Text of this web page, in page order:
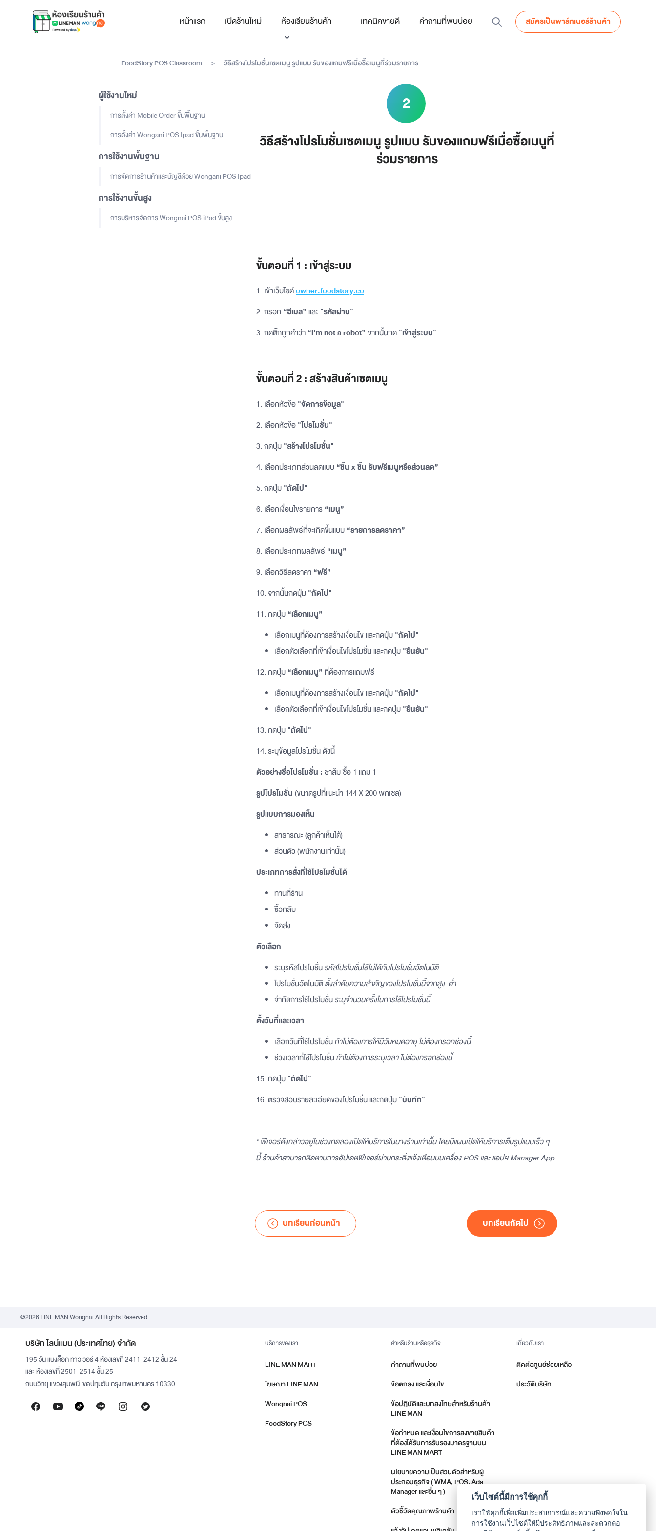
หน้าแรก เปิดร้านใหม่ ห้องเรียนร้านค้า เทคนิคขายดี คำถามที่พบบ่อย สมัครเป็นพาร์ทเนอร์ร้านค้า
FoodStory POS Classroom > วิธีสร้างโปรโมชั่นเซตเมนู รูปแบบ รับของแถมฟรีเมื่อซื้อเมนูที่ร่วมรายการ
ผู้ใช้งานใหม่
การตั้งค่า Mobile Order ขั้นพื้นฐาน
การตั้งค่า Wongani POS Ipad ขั้นพื้นฐาน
การใช้งานพื้นฐาน
การจัดการร้านค้าและบัญชีด้วย Wongani POS Ipad
การใช้งานขั้นสูง
การบริหารจัดการ Wongnai POS iPad ขั้นสูง
2
วิธีสร้างโปรโมชั่นเซตเมนู รูปแบบ รับของแถมฟรีเมื่อซื้อเมนูที่
ร่วมรายการ
ขั้นตอนที่ 1 : เข้าสู่ระบบ
1. เข้าเว็บไซต์owner.foodstory.co
2. กรอก“อีเมล” และ"รหัสผ่าน"
3. กดติ๊กถูกคำว่า“l’m not a robot”จากนั้นกด"เข้าสู่ระบบ"
ขั้นตอนที่ 2 : สร้างสินค้าเซตเมนู
1. เลือกหัวข้อ"จัดการข้อมูล"
2. เลือกหัวข้อ"โปรโมชั่น"
3. กดปุ่ม"สร้างโปรโมชั่น"
4. เลือกประเภทส่วนลดแบบ“ชิ้น x ชิ้น รับฟรีเมนูหรือส่วนลด”
5. กดปุ่ม"ถัดไป"
6. เลือกเงื่อนไขรายการ“เมนู”
7. เลือกผลลัพธ์ที่จะเกิดขึ้นแบบ“รายการลดราคา”
8. เลือกประเภทผลลัพธ์“เมนู”
9. เลือกวิธีลดราคา“ฟรี”
10. จากนั้นกดปุ่ม"ถัดไป"
11. กดปุ่ม“เลือกเมนู”
เลือกเมนูที่ต้องการสร้างเงื่อนไข และกดปุ่ม"ถัดไป"
เลือกตัวเลือกที่เข้าเงื่อนไขโปรโมชั่น และกดปุ่ม"ยืนยัน"
12. กดปุ่ม“เลือกเมนู” ที่ต้องการแถมฟรี
เลือกเมนูที่ต้องการสร้างเงื่อนไข และกดปุ่ม"ถัดไป"
เลือกตัวเลือกที่เข้าเงื่อนไขโปรโมชั่น และกดปุ่ม"ยืนยัน"
13. กดปุ่ม"ถัดไป"
14. ระบุข้อมูลโปรโมชั่น ดังนี้
ตัวอย่างชื่อโปรโมชั่น :ชาส้ม ซื้อ 1 แถม 1
รูปโปรโมชั่น(ขนาดรูปที่แนะนำ 144 X 200 พิกเซล)
รูปแบบการมองเห็น
สาธารณะ (ลูกค้าเห็นได้)
ส่วนตัว (พนักงานเท่านั้น)
ประเภทการสั่งที่ใช้โปรโมชั่นได้
ทานที่ร้าน
ซื้อกลับ
จัดส่ง
ตัวเลือก
ระบุรหัสโปรโมชั่นรหัสโปรโมชั่นใช้ไม่ได้กับโปรโมชั่นอัตโนมัติ
โปรโมชั่นอัตโนมัติตั้งลำดับความสำคัญของโปรโมชั่นนี้จากสูง-ต่ำ
จำกัดการใช้โปรโมชั่นระบุจำนวนครั้งในการใช้โปรโมชั่นนี้
ตั้งวันที่และเวลา
เลือกวันที่ใช้โปรโมชั่นถ้าไม่ต้องการให้มีวันหมดอายุ ไม่ต้องกรอกช่องนี้
ช่วงเวลาที่ใช้โปรโมชั่นถ้าไม่ต้องการระบุเวลา ไม่ต้องกรอกช่องนี้
15. กดปุ่ม"ถัดไป"
16. ตรวจสอบรายละเอียดของโปรโมชั่น และกดปุ่ม"บันทึก"
* ฟีเจอร์ดังกล่าวอยู่ในช่วงทดลองเปิดให้บริการในบางร้านเท่านั้น โดยมีแผนเปิดให้บริการเต็มรูปแบบเร็ว ๆ
นี้ ร้านค้าสามารถติดตามการอัปเดตฟีเจอร์ผ่านกระดิ่งแจ้งเตือนบนเครื่อง POS และ แอปฯ Manager App
บทเรียนก่อนหน้า บทเรียนถัดไป
©2026 LINE MAN Wongnai All Rights Reserved
บริษัท ไลน์แมน (ประเทศไทย) จำกัด
195 วัน แบงค็อก ทาวเวอร์ 4 ห้องเลขที่ 2411-2412 ชั้น 24
และ ห้องเลขที่ 2501-2514 ชั้น 25
ถนนวิทยุ แขวงลุมพินี เขตปทุมวัน กรุงเทพมหานคร 10330
บริการของเรา
LINE MAN MART
โฆษณา LINE MAN
Wongnai POS
FoodStory POS
สำหรับร้านหรือธุรกิจ
คำถามที่พบบ่อย
ข้อตกลง และเงื่อนไข
ข้อปฏิบัติและบทลงโทษสำหรับร้านค้า
LINE MAN
ข้อกำหนด และเงื่อนไขการลงขายสินค้า
ที่ต้องได้รับการรับรองมาตรฐานบน
LINE MAN MART
นโยบายความเป็นส่วนตัวสำหรับผู้
ประกอบธุรกิจ ( WMA, POS, Ads
Manager และอื่น ๆ )
ตัวชี้วัดคุณภาพร้านค้า
เกี่ยวกับเรา
ติดต่อศูนย์ช่วยเหลือ
ประวัติบริษัท
เว็บไซต์นี้มีการใช้คุกกี้
เราใช้คุกกี้เพื่อเพิ่มประสบการณ์และความพึงพอใจใน
การใช้งานเว็บไซต์ให้มีประสิทธิภาพและสะดวกต่อ